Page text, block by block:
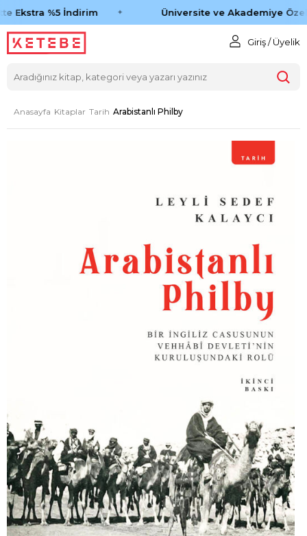
Ekstra %5 İndirim Üniversite ve Akademiye Özel
Giriş / Üyelik
Anasayfa Kitaplar Tarih Arabistanlı Philby